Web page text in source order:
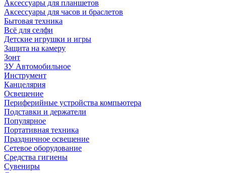
Аксессуары для планшетов
Аксессуары для часов и браслетов
Бытовая техника
Всё для селфи
Детские игрушки и игры
Защита на камеру
Зонт
ЗУ Автомобильное
Инструмент
Канцелярия
Освещение
Периферийные устройства компьютера
Подставки и держатели
Популярное
Портативная техника
Праздничное освещение
Сетевое оборудование
Средства гигиены
Сувениры